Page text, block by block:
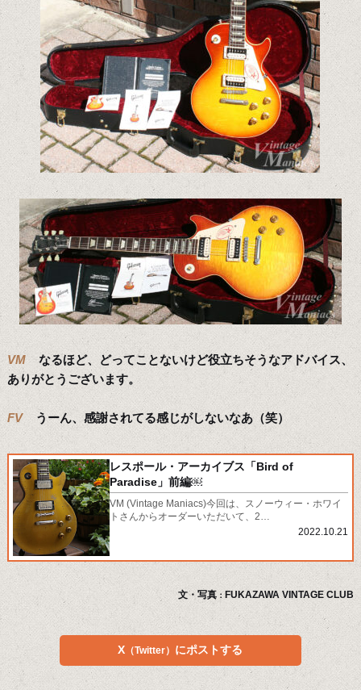
VM
なるほど、どってことないけど役立ちそうなアドバイス、
ありがとうございます。
FV うーん、感謝されてる感じがしないなあ（笑）
レスポール・アーカイブス「Bird of
Paradise」前編￼
VM (Vintage Maniacs)今回は、スノーウィー・ホワイ
トさんからオーダーいただいて、2…
2022.10.21
文・写真 ： FUKAZAWA VINTAGE CLUB
X （Twitter） にポストする